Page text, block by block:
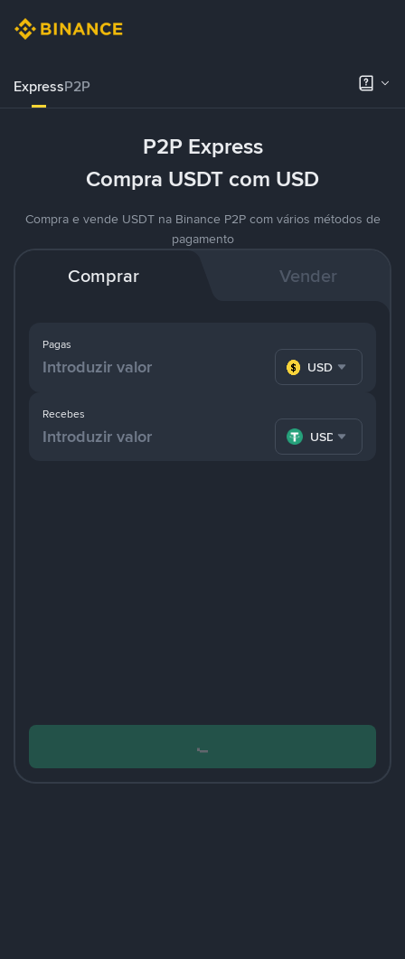
ExpressP2P
P2P Express
Compra USDT com USD
Compra e vende USDT na Binance P2P com vários métodos de
pagamento
Comprar Vender
Pagas
USD
Recebes
USDT